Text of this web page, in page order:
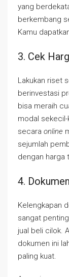
yang
berkembang
Kamu
3. Cek
Lakukan riset
berinvestasi
bisa meraih
modal
secara online
sejumlah
dengan harga
4.
Kelengkapan
sangat
jual beli cilok.
dokumen ini
paling kuat.